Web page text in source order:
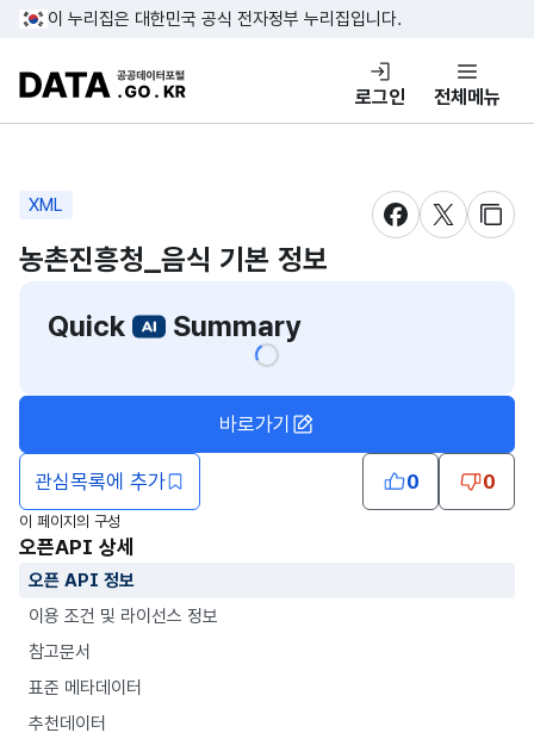
콘텐츠 바로가기
푸터 바로가기
이 누리집은 대한민국 공식 전자정부 누리집입니다.
DATA.GO.KR 공공데이터포털
로그인 전체메뉴
XML
새창 열림새창 열림
새창
농촌진흥청_음식 기본 정보
Quick
Summary
관심목록에 추가
바로가기
0 0
이 페이지의 구성
오픈API 상세
오픈 API 정보
이용 조건 및 라이선스 정보
참고문서
표준 메타데이터
추천데이터